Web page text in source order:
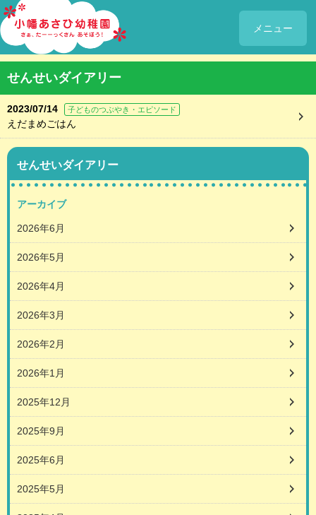
メニュー
せんせいダイアリー
2023/07/14 子どものつぶやき・エピソード
えだまめごはん
せんせいダイアリー
アーカイブ
2026年6月
2026年5月
2026年4月
2026年3月
2026年2月
2026年1月
2025年12月
2025年9月
2025年6月
2025年5月